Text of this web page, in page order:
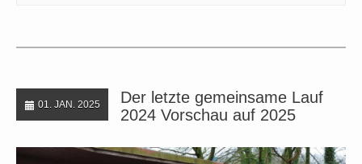
01. JAN. 2025
Der letzte gemeinsame Lauf
2024 Vorschau auf 2025